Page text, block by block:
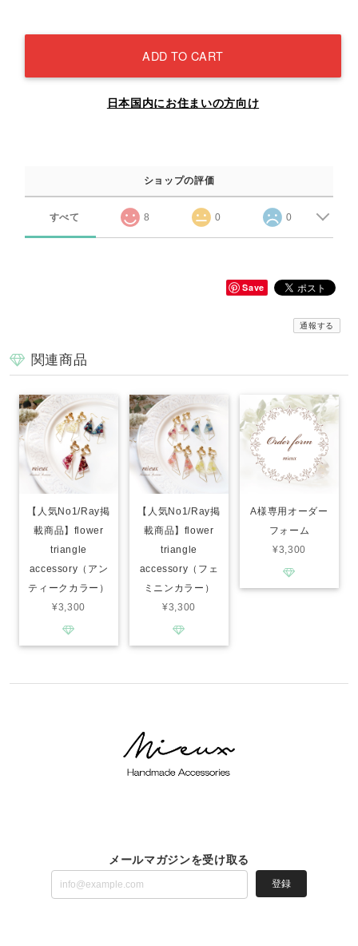
ADD TO CART
日本国内にお住まいの方向け
ショップの評価
すべて 8 0 0
Save
通報する
関連商品
【人気No1/Ray掲
載商品】flower
triangle
accessory（アン
ティークカラー）
¥3,300
【人気No1/Ray掲
載商品】flower
triangle
accessory（フェ
ミニンカラー）
¥3,300
A様専用オーダー
フォーム
¥3,300
メールマガジンを受け取る
登録